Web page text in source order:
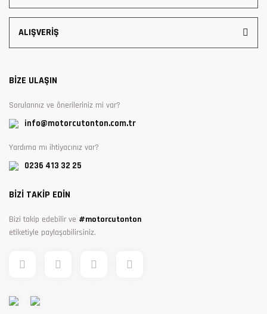
ALIŞVERİŞ
BİZE ULAŞIN
Sorularınız ve önerileriniz mi var?
info@motorcutonton.com.tr
Yardıma mı ihtiyacınız var?
0236 413 32 25
BİZİ TAKİP EDİN
Bizi takip edebilir ve #motorcutonton
etiketiyle paylaşabilirsiniz.